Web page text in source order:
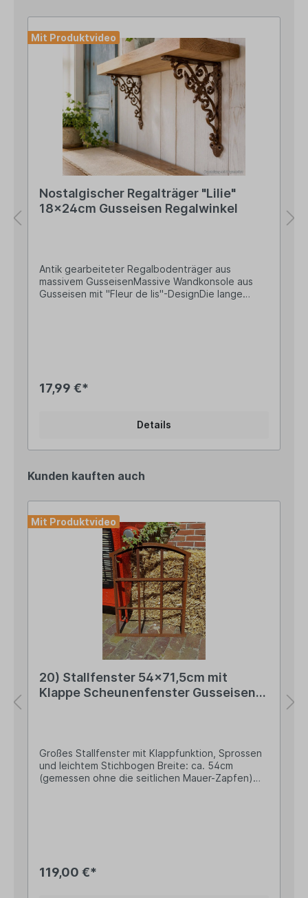
Mit Produktvideo
Nostalgischer Regalträger "Lilie"
18x24cm Gusseisen Regalwinkel
Antik gearbeiteter Regalbodenträger aus
massivem GusseisenMassive Wandkonsole aus
Gusseisen mit "Fleur de lis"-DesignDie lange
unserem rustikalen Regalträger setzt Du beim
Brettern ganz neue Akzente innerhalb Deines
Wohnbereichs. Entscheide ganz individuell, in
dem Bad, Büro oder der Garage, lass´Deiner
eigenen Wohlfühlstil!pssst... ein kleiner Tipp vom
Landhus-Team: Nutze den Eckwinkel als
nostalgisches Wandornament in Deinen
Fensterrahmen oder Türrahmen und verleihe
Deiner Vintage-Deko den letzten Schliff...
Angaben zur Produktsicherheit: Hersteller:
Esschert Design BV, Euregioweg 225, 7532 SM
Enschede, Netherlands Kontakt:
verkauf@esschertdesign.nl Warn- und
Sicherheitshinweise: Bei sachgerechter
Anwendung keine Risiken bekannt
17,99 €*
Details
Kunden kauften auch
Mit Produktvideo
20) Stallfenster 54x71,5cm mit
Klappe Scheunenfenster Gusseisen
Großes Stallfenster mit Klappfunktion, Sprossen
und leichtem Stichbogen Breite: ca. 54cm
(gemessen ohne die seitlichen Mauer-Zapfen)
ganz eigenen Look! Sowohl im Außen- als auch
119,00 €*